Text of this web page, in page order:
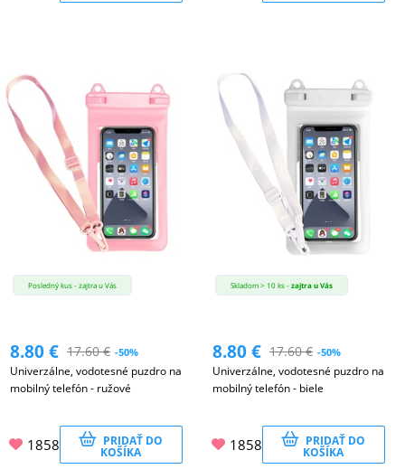
Posledný kus - zajtra u Vás
8.80€ 17.60€ -50%
Univerzálne, vodotesné puzdro na
mobilný telefón - ružové
1858 PRIDAŤ DO
KOŠÍKA
Skladom > 10 ks -zajtra u Vás
8.80€ 17.60€ -50%
Univerzálne, vodotesné puzdro na
mobilný telefón - biele
1858 PRIDAŤ DO
KOŠÍKA